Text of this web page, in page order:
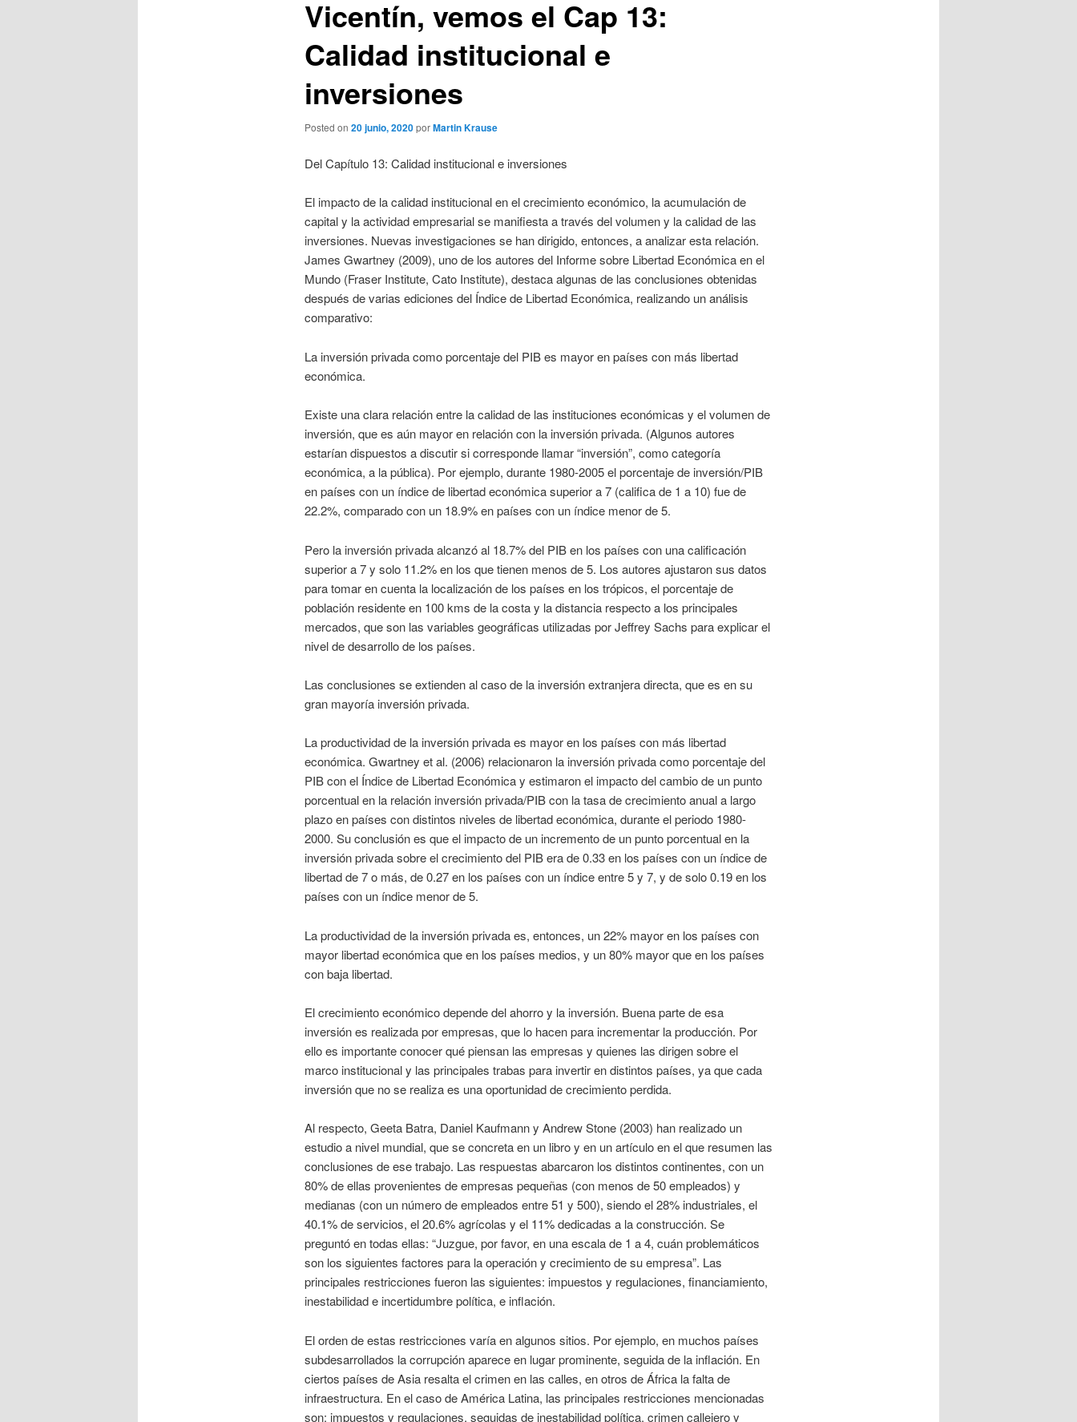
Vicentín, vemos el Cap 13:
Calidad institucional e
inversiones
Posted on 20 junio, 2020porMartin Krause
Del Capítulo 13: Calidad institucional e inversiones
El impacto de la calidad institucional en el crecimiento económico, la acumulación de
capital y la actividad empresarial se manifiesta a través del volumen y la calidad de las
inversiones. Nuevas investigaciones se han dirigido, entonces, a analizar esta relación.
James Gwartney (2009), uno de los autores del Informe sobre Libertad Económica en el
Mundo (Fraser Institute, Cato Institute), destaca algunas de las conclusiones obtenidas
después de varias ediciones del Índice de Libertad Económica, realizando un análisis
comparativo:
La inversión privada como porcentaje del PIB es mayor en países con más libertad
económica.
Existe una clara relación entre la calidad de las instituciones económicas y el volumen de
inversión, que es aún mayor en relación con la inversión privada. (Algunos autores
estarían dispuestos a discutir si corresponde llamar “inversión”, como categoría
económica, a la pública). Por ejemplo, durante 1980-2005 el porcentaje de inversión/PIB
en países con un índice de libertad económica superior a 7 (califica de 1 a 10) fue de
22.2%, comparado con un 18.9% en países con un índice menor de 5.
Pero la inversión privada alcanzó al 18.7% del PIB en los países con una calificación
superior a 7 y solo 11.2% en los que tienen menos de 5. Los autores ajustaron sus datos
para tomar en cuenta la localización de los países en los trópicos, el porcentaje de
población residente en 100 kms de la costa y la distancia respecto a los principales
mercados, que son las variables geográficas utilizadas por Jeffrey Sachs para explicar el
nivel de desarrollo de los países.
Las conclusiones se extienden al caso de la inversión extranjera directa, que es en su
gran mayoría inversión privada.
La productividad de la inversión privada es mayor en los países con más libertad
económica. Gwartney et al. (2006) relacionaron la inversión privada como porcentaje del
PIB con el Índice de Libertad Económica y estimaron el impacto del cambio de un punto
porcentual en la relación inversión privada/PIB con la tasa de crecimiento anual a largo
plazo en países con distintos niveles de libertad económica, durante el periodo 1980-
2000. Su conclusión es que el impacto de un incremento de un punto porcentual en la
inversión privada sobre el crecimiento del PIB era de 0.33 en los países con un índice de
libertad de 7 o más, de 0.27 en los países con un índice entre 5 y 7, y de solo 0.19 en los
países con un índice menor de 5.
La productividad de la inversión privada es, entonces, un 22% mayor en los países con
mayor libertad económica que en los países medios, y un 80% mayor que en los países
con baja libertad.
El crecimiento económico depende del ahorro y la inversión. Buena parte de esa
inversión es realizada por empresas, que lo hacen para incrementar la producción. Por
ello es importante conocer qué piensan las empresas y quienes las dirigen sobre el
marco institucional y las principales trabas para invertir en distintos países, ya que cada
inversión que no se realiza es una oportunidad de crecimiento perdida.
Al respecto, Geeta Batra, Daniel Kaufmann y Andrew Stone (2003) han realizado un
estudio a nivel mundial, que se concreta en un libro y en un artículo en el que resumen las
conclusiones de ese trabajo. Las respuestas abarcaron los distintos continentes, con un
80% de ellas provenientes de empresas pequeñas (con menos de 50 empleados) y
medianas (con un número de empleados entre 51 y 500), siendo el 28% industriales, el
40.1% de servicios, el 20.6% agrícolas y el 11% dedicadas a la construcción. Se
preguntó en todas ellas: “Juzgue, por favor, en una escala de 1 a 4, cuán problemáticos
son los siguientes factores para la operación y crecimiento de su empresa”. Las
principales restricciones fueron las siguientes: impuestos y regulaciones, financiamiento,
inestabilidad e incertidumbre política, e inflación.
El orden de estas restricciones varía en algunos sitios. Por ejemplo, en muchos países
subdesarrollados la corrupción aparece en lugar prominente, seguida de la inflación. En
ciertos países de Asia resalta el crimen en las calles, en otros de África la falta de
infraestructura. En el caso de América Latina, las principales restricciones mencionadas
son: impuestos y regulaciones, seguidas de inestabilidad política, crimen callejero y